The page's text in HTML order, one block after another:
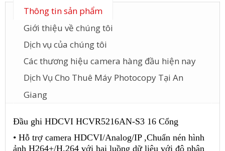
Thông tin sản phẩm
Giới thiệu về chúng tôi
Dịch vụ của chúng tôi
Các thương hiệu camera hàng đầu hiện nay
Dịch Vụ Cho Thuê Máy Photocopy Tại An
Giang
Đầu ghi HDCVI HCVR5216AN-S3 16 Cổng
• Hỗ trợ camera HDCVI/Analog/IP ,Chuẩn nén hình
ảnh H264+/H.264 với hai luồng dữ liệu với độ phân